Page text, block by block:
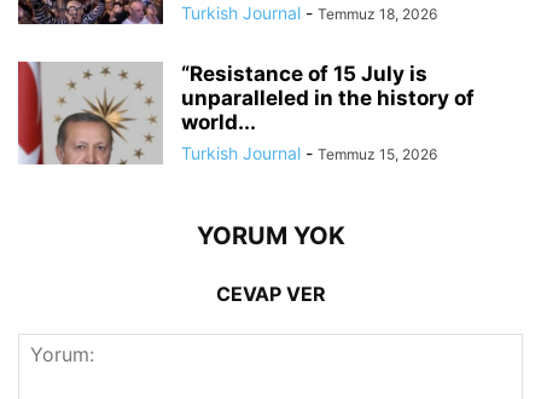
Turkish Journal - Temmuz 18, 2026
“Resistance of 15 July is
unparalleled in the history of
world...
Turkish Journal - Temmuz 15, 2026
YORUM YOK
CEVAP VER